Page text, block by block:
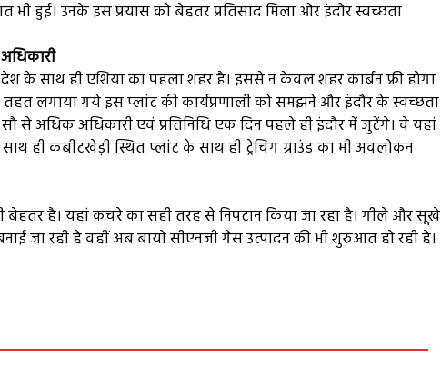
हुई। उनके इस प्रयास को बेहतर प्रतिसाद मिला और इंदौर स्वच्छता
के साथ ही एशिया का पहला शहर है। इससे न केवल शहर कार्बन फ्री होगा
तहत लगाया गये इस प्लांट की कार्यप्रणाली को समझने और इंदौर के स्वच्छता
से अधिक अधिकारी एवं प्रतिनिधि एक दिन पहले ही इंदौर में जुटेंगे। वे यहां
ही कबीटखेड़ी स्थित प्लांट के साथ ही ट्रेचिंग ग्राउंड का भी अवलोकन
है। यहां कचरे का सही तरह से निपटान किया जा रहा है। गीले और सूखे
जा रही है वहीं अब बायो सीएनजी गैस उत्पादन की भी शुरुआत हो रही है।